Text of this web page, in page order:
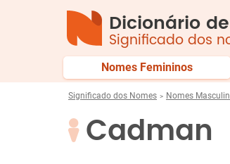
Dicionário
Significado dos
Nomes Femininos
Significado dos Nomes Nomes
Cadman